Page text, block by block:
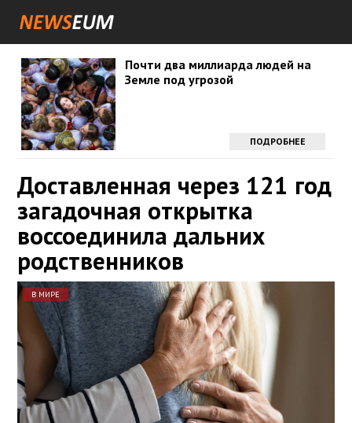
Почти два миллиарда людей на
Земле под угрозой
ПОДРОБНЕЕ
Доставленная через 121 год
загадочная открытка
воссоединила дальних
родственников
В МИРЕ